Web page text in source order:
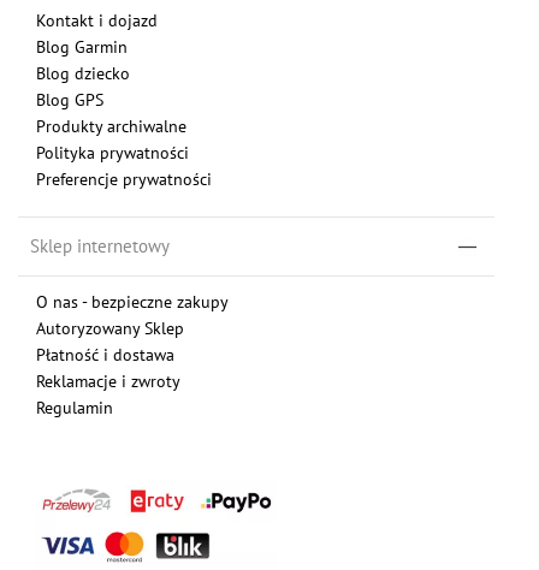
Kontakt i dojazd
Blog Garmin
Blog dziecko
Blog GPS
Produkty archiwalne
Polityka prywatności
Preferencje prywatności
Sklep internetowy
O nas - bezpieczne zakupy
Autoryzowany Sklep
Płatność i dostawa
Reklamacje i zwroty
Regulamin